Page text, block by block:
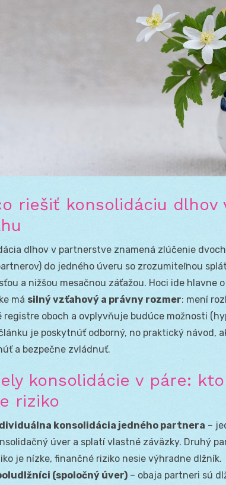
riešiť konsolidáciu dlhov
dlhov v partnerstve znamená zlúčenie
do jedného úveru so zrozumiteľnou
a nižšou mesačnou záťažou. Hoci ide hlavne
má silný vzťahový a právny rozmer: mení
registre oboch a ovplyvňuje budúce možnosti
je poskytnúť odborný, no praktický návod,
a bezpečne zvládnuť.
konsolidácie v páre:
riziko
konsolidácia jedného partnera –
úver a splatí vlastné záväzky. Druhý
je nízke, finančné riziko nesie výhradne dlžník.
(spoločný úver) – obaja partneri sú